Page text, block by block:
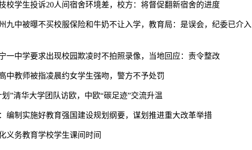
校学生投诉20人间宿舍环境差，校方：将督促翻新宿舍的进度
九中被曝不买校服保险和牛奶不让入学，教育局：是误会，纪委已介入
一中学要求出现校园欺凌时不拍照录像，当地回应：责令整改
中教师被指凌晨约女学生强吻，警方不予处罚
”清华大学团队访欧，中欧“碳足迹”交流升温
编制实施好教育强国建设规划纲要，谋划推进重大改革举措
义务教育学校学生课间时间